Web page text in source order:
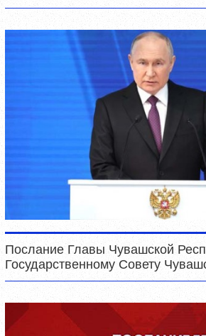
Послание Главы Чувашской
Государственному Совету